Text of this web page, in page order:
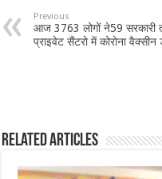
b
o
sA
p
Previous
आज 3763 लोगों ने59 सरकारी
प्राइवेट सैंटरो में कोरोना वैक्सीन
Related Articles